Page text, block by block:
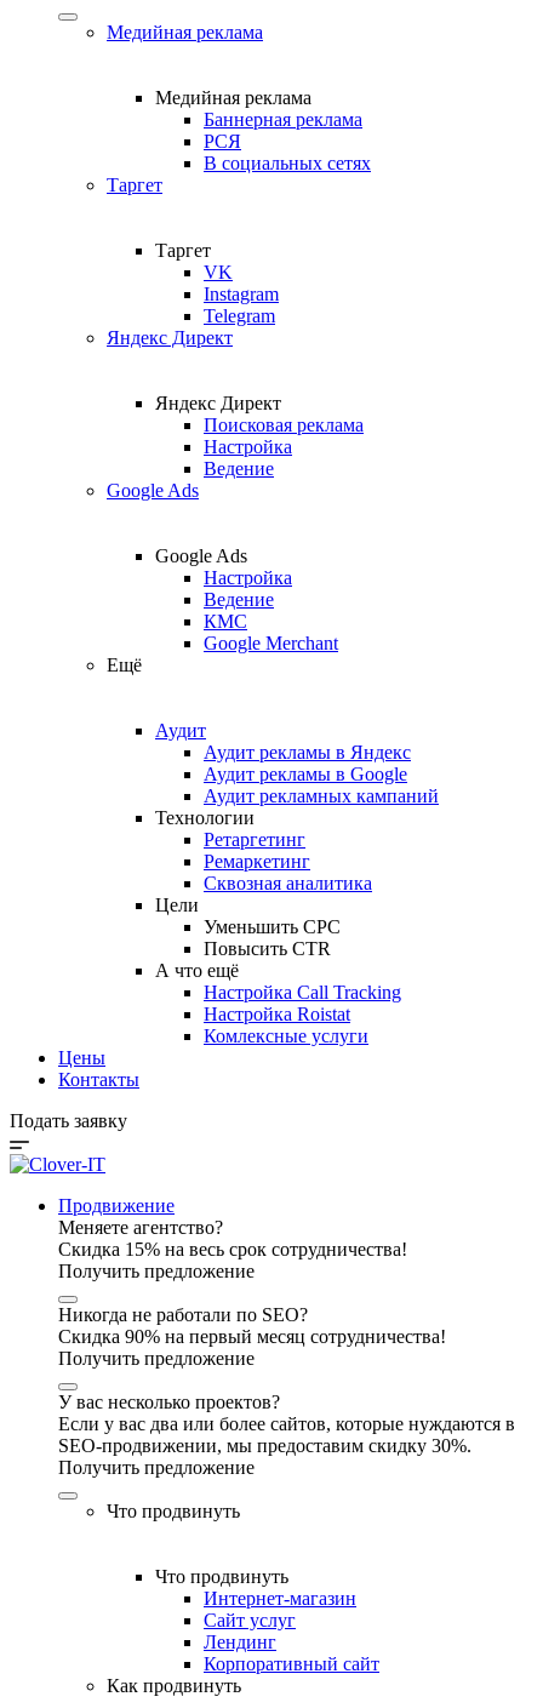
Медийная реклама
Медийная реклама
Баннерная реклама
РСЯ
В социальных сетях
Таргет
Таргет
VK
Instagram
Telegram
Яндекс Директ
Яндекс Директ
Поисковая реклама
Настройка
Ведение
Google Ads
Google Ads
Настройка
Ведение
КМС
Google Merchant
Ещё
Аудит
Аудит рекламы в Яндекс
Аудит рекламы в Google
Аудит рекламных кампаний
Технологии
Ретаргетинг
Ремаркетинг
Сквозная аналитика
Цели
Уменьшить CPC
Повысить CTR
А что ещё
Настройка Call Tracking
Настройка Roistat
Комлексные услуги
Цены
Контакты
Подать заявку
Продвижение
Меняете агентство?
Скидка 15% на весь срок сотрудничества!
Получить предложение
Никогда не работали по SEO?
Скидка 90% на первый месяц сотрудничества!
Получить предложение
У вас несколько проектов?
Если у вас два или более сайтов, которые нуждаются в
SEO-продвижении, мы предоставим скидку 30%.
Получить предложение
Что продвинуть
Что продвинуть
Интернет-магазин
Сайт услуг
Лендинг
Корпоративный сайт
Как продвинуть